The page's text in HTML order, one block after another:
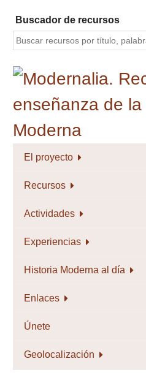
contenido
principal
Buscador de recursos
El proyecto
Recursos
Actividades
Experiencias
Historia Moderna al día
Enlaces
Únete
Geolocalización